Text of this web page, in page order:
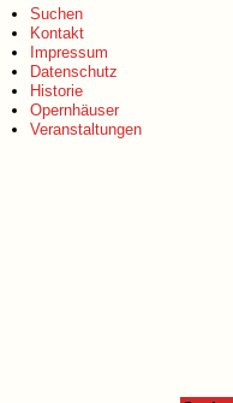
Suchen
Kontakt
Impressum
Datenschutz
Historie
Opernhäuser
Veranstaltungen